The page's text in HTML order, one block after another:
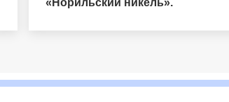
«Норильский никель».